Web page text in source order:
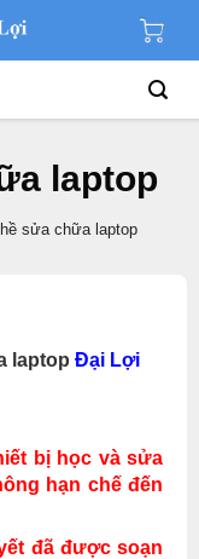
laptop
sửa chữa laptop
laptop Đại Lợi
bị học và sửa
hạn chế đến
đã được soạn